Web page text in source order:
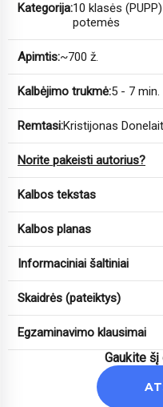
Kategorija:10 klasės
potemės
Apimtis:~700 ž.
Kalbėjimo trukmė:5 - 7 min.
Remtasi:Kristijonas
Norite pakeisti autorius?
Kalbos tekstas
Kalbos planas
Informaciniai šaltiniai
Skaidrės (pateiktys)
Egzaminavimo klausimai
Gaukite